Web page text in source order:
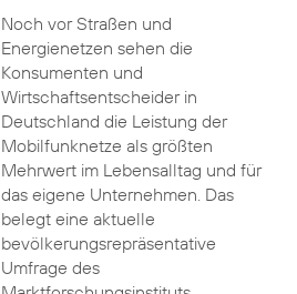
Noch vor Straßen und
Energienetzen sehen die
Konsumenten und
Wirtschaftsentscheider in
Deutschland die Leistung der
Mobilfunknetze als größten
Mehrwert im Lebensalltag und für
das eigene Unternehmen. Das
belegt eine aktuelle
bevölkerungsrepräsentative
Umfrage des